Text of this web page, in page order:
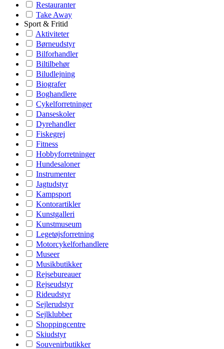
Restauranter
Take Away
Sport & Fritid
Aktiviteter
Børneudstyr
Bilforhandler
Biltilbehør
Biludlejning
Biografer
Boghandlere
Cykelforretninger
Danseskoler
Dyrehandler
Fiskegrej
Fitness
Hobbyforretninger
Hundesaloner
Instrumenter
Jagtudstyr
Kampsport
Kontorartikler
Kunstgalleri
Kunstmuseum
Legetøjsforretning
Motorcykelforhandlere
Museer
Musikbutikker
Rejsebureauer
Rejseudstyr
Rideudstyr
Sejlerudstyr
Sejlklubber
Shoppingcentre
Skiudstyr
Souvenirbutikker